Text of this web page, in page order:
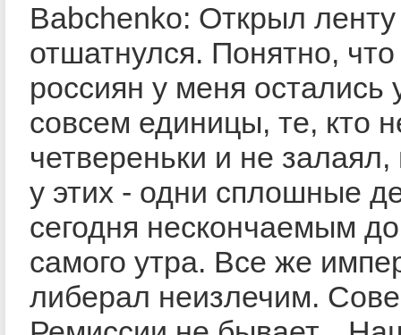
Babchenko: Открыл
отшатнулся. Понятно, что
россиян у меня остались
совсем единицы, те, кто
четвереньки и не
у этих - одни сплошные
сегодня нескончаемым
самого утра. Все же
либерал неизлечим.